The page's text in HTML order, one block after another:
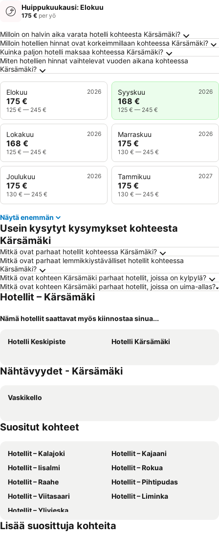
Huippukuukausi: Elokuu
175 € per yö
Usein kysytyt kysymykset kohteesta
Milloin on halvin aika varata hotelli kohteesta Kärsämäki?
Milloin hotellien hinnat ovat korkeimmillaan kohteessa Kärsämäki?
Kuinka paljon hotelli maksaa kohteessa Kärsämäki?
Miten hotellien hinnat vaihtelevat vuoden aikana kohteessa
Kärsämäki?
Elokuu 2026
175 €
125 € — 245 €
Syyskuu 2026
168 €
125 € — 245 €
Lokakuu 2026
168 €
125 € — 245 €
Marraskuu 2026
175 €
130 € — 245 €
Joulukuu 2026
175 €
130 € — 245 €
Tammikuu 2027
175 €
130 € — 245 €
Näytä enemmän
Usein kysytyt kysymykset kohteesta
Kärsämäki
Mitkä ovat parhaat hotellit kohteessa Kärsämäki?
Mitkä ovat parhaat lemmikkiystävälliset hotellit kohteessa
Kärsämäki?
Mitkä ovat kohteen Kärsämäki parhaat hotellit, joissa on kylpylä?
Mitkä ovat kohteen Kärsämäki parhaat hotellit, joissa on uima-allas?
Hotellit – Kärsämäki
Nämä hotellit saattavat myös kiinnostaa sinua...
Hotelli Keskipiste Hotelli Kärsämäki
Nähtävyydet - Kärsämäki
Vaskikello
Suositut kohteet
Hotellit – Kalajoki
Hotellit – Kajaani
Hotellit – Iisalmi
Hotellit – Rokua
Hotellit – Raahe
Hotellit – Pihtipudas
Hotellit – Viitasaari
Hotellit – Liminka
Hotellit – Ylivieska
Lisää suosittuja kohteita